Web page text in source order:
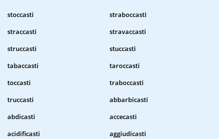
stoccasti
straboccasti
straccasti
stravaccasti
struccasti
stuccasti
tabaccasti
taroccasti
toccasti
traboccasti
truccasti
abbarbicasti
abdicasti
accecasti
acidificasti
aggiudicasti